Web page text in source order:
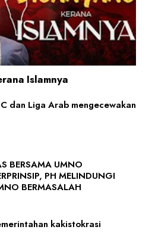
Islamnya
dan Liga Arab mengecewakan
BERSAMA UMNO
PH MELINDUNGI
BERMASALAH
kakistokrasi